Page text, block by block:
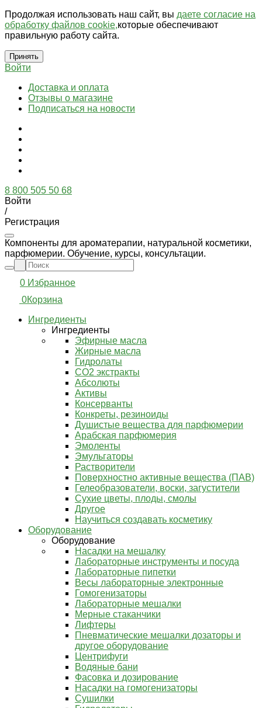
Продолжая использовать наш сайт, вы даете согласие на
обработку файлов cookie,которые обеспечивают
правильную работу сайта.
Принять
Войти
Доставка и оплата
Отзывы о магазине
Подписаться на новости
8 800 505 50 68
Войти
/
Регистрация
Компоненты для ароматерапии, натуральной косметики,
парфюмерии. Обучение, курсы, консультации.
0 Избранное
0Корзина
Ингредиенты
Ингредиенты
Эфирные масла
Жирные масла
Гидролаты
СО2 экстракты
Абсолюты
Активы
Консерванты
Конкреты, резиноиды
Душистые вещества для парфюмерии
Арабская парфюмерия
Эмоленты
Эмульгаторы
Растворители
Поверхностно активные вещества (ПАВ)
Гелеобразователи, воски, загустители
Сухие цветы, плоды, смолы
Другое
Научиться создавать косметику
Оборудование
Оборудование
Насадки на мешалку
Лабораторные инструменты и посуда
Лабораторные пипетки
Весы лабораторные электронные
Гомогенизаторы
Лабораторные мешалки
Мерные стаканчики
Лифтеры
Пневматические мешалки дозаторы и
другое оборудование
Центрифуги
Водяные бани
Фасовка и дозирование
Насадки на гомогенизаторы
Сушилки